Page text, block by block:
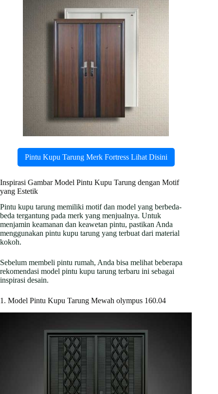
Pintu Kupu Tarung Merk Fortress Lihat Disini
Inspirasi Gambar Model Pintu Kupu Tarung dengan Motif
yang Estetik
Pintu kupu tarung memiliki motif dan model yang berbeda-
beda tergantung pada merk yang menjualnya. Untuk
menjamin keamanan dan keawetan pintu, pastikan Anda
menggunakan pintu kupu tarung yang terbuat dari material
kokoh.
Sebelum membeli pintu rumah, Anda bisa melihat beberapa
rekomendasi model pintu kupu tarung terbaru ini sebagai
inspirasi desain.
1. Model Pintu Kupu Tarung Mewah olympus 160.04